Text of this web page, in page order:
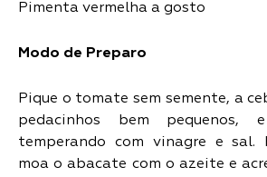
Pimenta vermelha a gosto
Modo de Preparo
Pique o tomate sem semente, a
pedacinhos bem pequenos,
temperando com vinagre e sal.
moa o abacate com o azeite e